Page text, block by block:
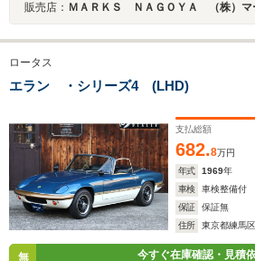
販売店： ＭＡＲＫＳ ＮＡＧＯＹＡ （株）マ
ロータス
エラン ・シリーズ4 (LHD)
支払総額
682.8万円
年式
1969年
車検
車検整備付
保証
保証無
住所
東京都練馬区
無
今すぐ在庫確認・見積